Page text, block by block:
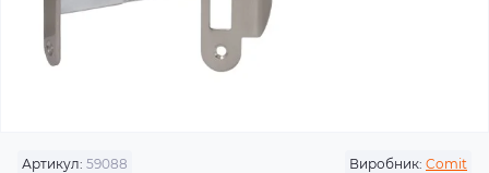
Артикул: 59088 Виробник: Comit